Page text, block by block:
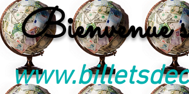
Bienvenue